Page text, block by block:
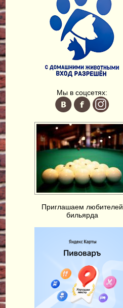
Мы в соцсетях:
Приглашаем любителей
бильярда